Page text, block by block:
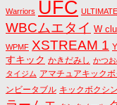
Warriors UFC ULTIMATE
WBCムエタイ W
WPMF XSTREAM 1
すキック かきだみし かつ
タイジム アマチュアキック
ンビータブル キックボクシ